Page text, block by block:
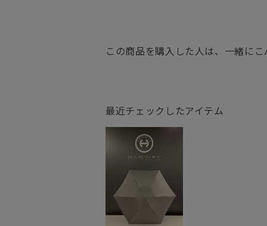
この商品を購入した人は、一緒に
最近チェックしたアイテム